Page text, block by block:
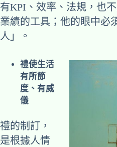
有KPI、效率、法規，也
業績的工具；他的眼中必
人」。
禮使生活
有所節
度、有威
儀
禮的制訂，
是根據人情